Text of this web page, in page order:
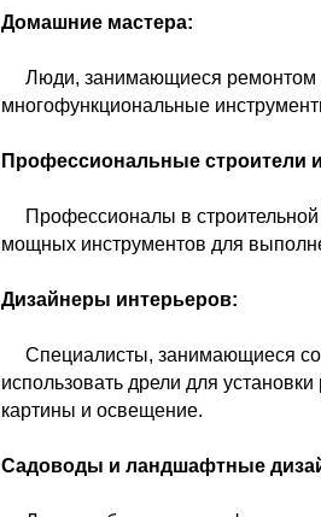
Домашние мастера:
Люди, занимающиеся ремонтом
многофункциональные
Профессиональные строители
Профессионалы в
мощных инструментов для
Дизайнеры интерьеров:
Специалисты, занимающиеся
использовать дрели для
картины и освещение.
Садоводы и ландшафтные